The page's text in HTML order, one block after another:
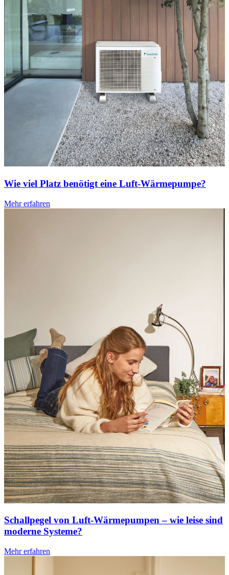
Wie viel Platz benötigt eine Luft-Wärmepumpe?
Mehr erfahren
Schallpegel von Luft-Wärmepumpen – wie leise sind
moderne Systeme?
Mehr erfahren